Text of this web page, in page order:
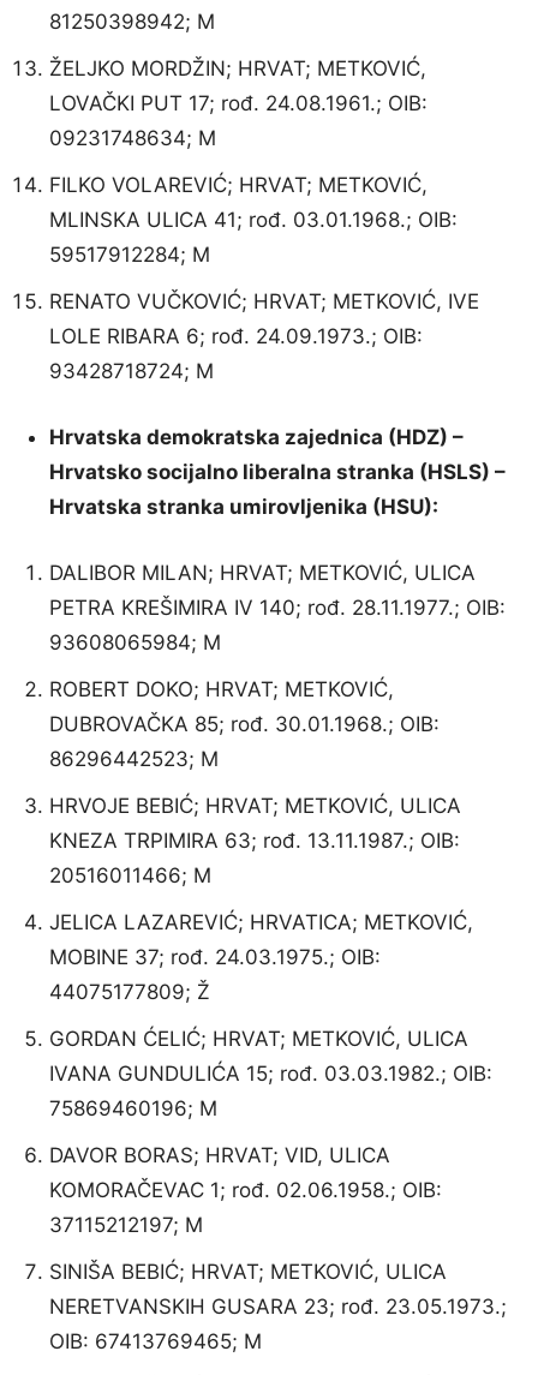
81250398942; M
ŽELJKO MORDŽIN; HRVAT; METKOVIĆ,
LOVAČKI PUT 17; rođ. 24.08.1961.; OIB:
09231748634; M
FILKO VOLAREVIĆ; HRVAT; METKOVIĆ,
MLINSKA ULICA 41; rođ. 03.01.1968.; OIB:
59517912284; M
RENATO VUČKOVIĆ; HRVAT; METKOVIĆ, IVE
LOLE RIBARA 6; rođ. 24.09.1973.; OIB:
93428718724; M
Hrvatska demokratska zajednica (HDZ) –
Hrvatsko socijalno liberalna stranka (HSLS) –
Hrvatska stranka umirovljenika (HSU):
DALIBOR MILAN; HRVAT; METKOVIĆ, ULICA
PETRA KREŠIMIRA IV 140; rođ. 28.11.1977.; OIB:
93608065984; M
ROBERT DOKO; HRVAT; METKOVIĆ,
DUBROVAČKA 85; rođ. 30.01.1968.; OIB:
86296442523; M
HRVOJE BEBIĆ; HRVAT; METKOVIĆ, ULICA
KNEZA TRPIMIRA 63; rođ. 13.11.1987.; OIB:
20516011466; M
JELICA LAZAREVIĆ; HRVATICA; METKOVIĆ,
MOBINE 37; rođ. 24.03.1975.; OIB:
44075177809; Ž
GORDAN ĆELIĆ; HRVAT; METKOVIĆ, ULICA
IVANA GUNDULIĆA 15; rođ. 03.03.1982.; OIB:
75869460196; M
DAVOR BORAS; HRVAT; VID, ULICA
KOMORAČEVAC 1; rođ. 02.06.1958.; OIB:
37115212197; M
SINIŠA BEBIĆ; HRVAT; METKOVIĆ, ULICA
NERETVANSKIH GUSARA 23; rođ. 23.05.1973.;
OIB: 67413769465; M